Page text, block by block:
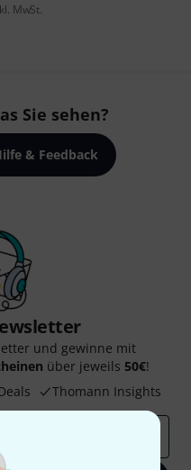
MwSt.
Sie sehen?
& Feedback
und gewinne mit
über jeweils 50€!
Thomann Insights